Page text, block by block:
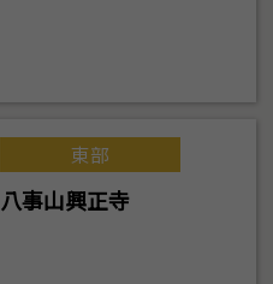
東部
八事山興正寺